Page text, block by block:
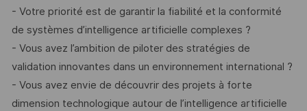
- Votre priorité est de garantir la fiabilité et la conformité
de systèmes d’intelligence artificielle complexes ?
- Vous avez l’ambition de piloter des stratégies de
validation innovantes dans un environnement international ?
- Vous avez envie de découvrir des projets à forte
dimension technologique autour de l’intelligence artificielle